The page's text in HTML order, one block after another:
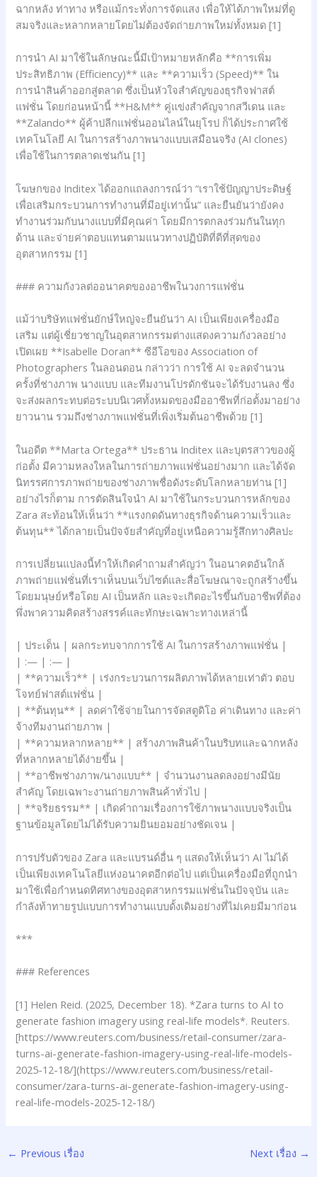
ฉากหลัง ท่าทาง หรือแม้กระทั่งการจัดแสง เพื่อให้ได้ภาพใหม่ที่ดู
สมจริงและหลากหลายโดยไม่ต้องจัดถ่ายภาพใหม่ทั้งหมด [1]
การนำ AI มาใช้ในลักษณะนี้มีเป้าหมายหลักคือ **การเพิ่ม
ประสิทธิภาพ (Efficiency)** และ **ความเร็ว (Speed)** ใน
การนำสินค้าออกสู่ตลาด ซึ่งเป็นหัวใจสำคัญของธุรกิจฟาสต์
แฟชั่น โดยก่อนหน้านี้ **H&M** คู่แข่งสำคัญจากสวีเดน และ
**Zalando** ผู้ค้าปลีกแฟชั่นออนไลน์ในยุโรป ก็ได้ประกาศใช้
เทคโนโลยี AI ในการสร้างภาพนางแบบเสมือนจริง (AI clones)
เพื่อใช้ในการตลาดเช่นกัน [1]
โฆษกของ Inditex ได้ออกแถลงการณ์ว่า “เราใช้ปัญญาประดิษฐ์
เพื่อเสริมกระบวนการทำงานที่มีอยู่เท่านั้น” และยืนยันว่ายังคง
ทำงานร่วมกับนางแบบที่มีคุณค่า โดยมีการตกลงร่วมกันในทุก
ด้าน และจ่ายค่าตอบแทนตามแนวทางปฏิบัติที่ดีที่สุดของ
อุตสาหกรรม [1]
### ความกังวลต่ออนาคตของอาชีพในวงการแฟชั่น
แม้ว่าบริษัทแฟชั่นยักษ์ใหญ่จะยืนยันว่า AI เป็นเพียงเครื่องมือ
เสริม แต่ผู้เชี่ยวชาญในอุตสาหกรรมต่างแสดงความกังวลอย่าง
เปิดเผย **Isabelle Doran** ซีอีโอของ Association of
Photographers ในลอนดอน กล่าวว่า การใช้ AI จะลดจำนวน
ครั้งที่ช่างภาพ นางแบบ และทีมงานโปรดักชันจะได้รับงานลง ซึ่ง
จะส่งผลกระทบต่อระบบนิเวศทั้งหมดของมืออาชีพที่ก่อตั้งมาอย่าง
ยาวนาน รวมถึงช่างภาพแฟชั่นที่เพิ่งเริ่มต้นอาชีพด้วย [1]
ในอดีต **Marta Ortega** ประธาน Inditex และบุตรสาวของผู้
ก่อตั้ง มีความหลงใหลในการถ่ายภาพแฟชั่นอย่างมาก และได้จัด
นิทรรศการภาพถ่ายของช่างภาพชื่อดังระดับโลกหลายท่าน [1]
อย่างไรก็ตาม การตัดสินใจนำ AI มาใช้ในกระบวนการหลักของ
Zara สะท้อนให้เห็นว่า **แรงกดดันทางธุรกิจด้านความเร็วและ
ต้นทุน** ได้กลายเป็นปัจจัยสำคัญที่อยู่เหนือความรู้สึกทางศิลปะ
การเปลี่ยนแปลงนี้ทำให้เกิดคำถามสำคัญว่า ในอนาคตอันใกล้
ภาพถ่ายแฟชั่นที่เราเห็นบนเว็บไซต์และสื่อโฆษณาจะถูกสร้างขึ้น
โดยมนุษย์หรือโดย AI เป็นหลัก และจะเกิดอะไรขึ้นกับอาชีพที่ต้อง
พึ่งพาความคิดสร้างสรรค์และทักษะเฉพาะทางเหล่านี้
| ประเด็น | ผลกระทบจากการใช้ AI ในการสร้างภาพแฟชั่น |
| :— | :— |
| **ความเร็ว** | เร่งกระบวนการผลิตภาพได้หลายเท่าตัว ตอบ
โจทย์ฟาสต์แฟชั่น |
| **ต้นทุน** | ลดค่าใช้จ่ายในการจัดสตูดิโอ ค่าเดินทาง และค่า
จ้างทีมงานถ่ายภาพ |
| **ความหลากหลาย** | สร้างภาพสินค้าในบริบทและฉากหลัง
ที่หลากหลายได้ง่ายขึ้น |
| **อาชีพช่างภาพ/นางแบบ** | จำนวนงานลดลงอย่างมีนัย
สำคัญ โดยเฉพาะงานถ่ายภาพสินค้าทั่วไป |
| **จริยธรรม** | เกิดคำถามเรื่องการใช้ภาพนางแบบจริงเป็น
ฐานข้อมูลโดยไม่ได้รับความยินยอมอย่างชัดเจน |
การปรับตัวของ Zara และแบรนด์อื่น ๆ แสดงให้เห็นว่า AI ไม่ได้
เป็นเพียงเทคโนโลยีแห่งอนาคตอีกต่อไป แต่เป็นเครื่องมือที่ถูกนำ
มาใช้เพื่อกำหนดทิศทางของอุตสาหกรรมแฟชั่นในปัจจุบัน และ
กำลังท้าทายรูปแบบการทำงานแบบดั้งเดิมอย่างที่ไม่เคยมีมาก่อน
***
### References
[1] Helen Reid. (2025, December 18). *Zara turns to AI to
generate fashion imagery using real-life models*. Reuters.
[https://www.reuters.com/business/retail-consumer/zara-
turns-ai-generate-fashion-imagery-using-real-life-models-
2025-12-18/](https://www.reuters.com/business/retail-
consumer/zara-turns-ai-generate-fashion-imagery-using-
real-life-models-2025-12-18/)
← Previous เรื่อง Next เรื่อง →